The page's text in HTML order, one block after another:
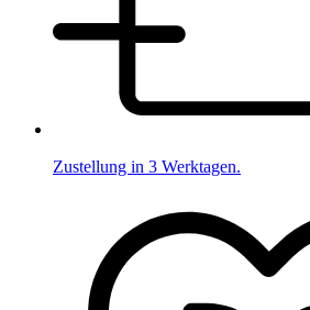
Zustellung in 3 Werktagen.